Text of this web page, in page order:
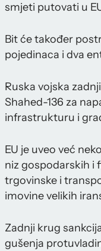
smjeti putovati u
Bit će također
pojedinaca i dva
Ruska vojska
Shahed-136 za
infrastrukturu i
EU je uveo već
niz gospodarskih i
trgovinske i
imovine velikih
Zadnji krug
gušenja